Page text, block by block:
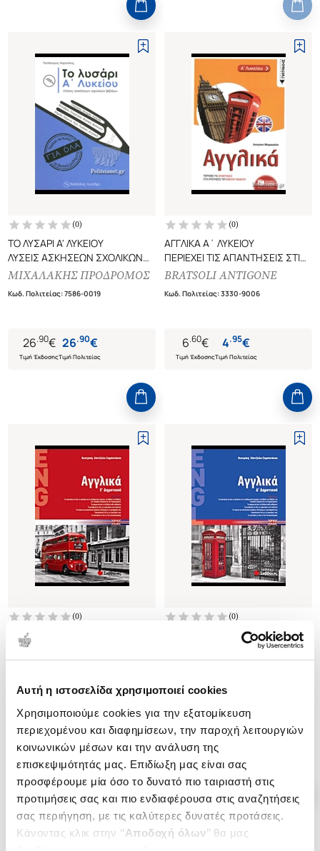
Αυτή η ιστοσελίδα χρησιμοποιεί cookies
Χρησιμοποιούμε cookies για την εξατομίκευση
περιεχομένου και διαφημίσεων, την παροχή λειτουργιών
κοινωνικών μέσων και την ανάλυση της
επισκεψιμότητάς μας. Επιδίωξη μας είναι σας
προσφέρουμε μία όσο το δυνατό πιο ταιριαστή στις
προτιμήσεις σας και πιο ενδιαφέρουσα στις αναζητήσεις
σας περιήγηση, με τις καλύτερες δυνατές προτάσεις.
Κάνοντας κλικ στην ‘’Αποδοχή όλων’’ θα μας
(0)
ΤΟ ΛΥΣΑΡΙ Α' ΛΥΚΕΙΟΥ
ΛΥΣΕΙΣ ΑΣΚΗΣΕΩΝ ΣΧΟΛΙΚΩΝ
ΒΙΒΛΙΩΝ (ΓΛΩΣΣΑ, ΙΣΤΟΡΙΑ,
ΦΥΣΙΚΗ, ΒΙΟΛΟΓΙΑ, ΧΗΜΕΙΑ,
ΜΙΧΑΛΑΚΗΣ ΠΡΟΔΡΟΜΟΣ
Κωδ. Πολιτείας:7586-0019
26.90€
Τιμή Έκδοσης
26.90€
Τιμή Πολιτείας
(0)
ΑΓΓΛΙΚΑ Α΄ ΛΥΚΕΙΟΥ
ΠΕΡΙΕΧΕΙ ΤΙΣ ΑΠΑΝΤΗΣΕΙΣ ΣΤΙΣ
ΕΡΩΤΗΣΕΙΣ ΤΟΥ ΒΙΒΛΙΟΥ
BRATSOLI ANTIGONE
Κωδ. Πολιτείας:3330-9006
6.60€
Τιμή Έκδοσης
4.95€
Τιμή Πολιτείας
(0)
ΑΓΓΛΙΚΑ Ε' ΔΗΜΟΤΙΚΟΥ
Κωδ. Πολιτείας:3710-2589
1470€
Τιμή Έκδοσης
11.02 €
Τιμή Πολιτείας
(0)
ΑΓΓΛΙΚΑ Δ' ΔΗΜΟΤΙΚΟΥ
ΚΑΝΤΖΟΛΑ-ΣΑΜΠΑΤΑΚΟΥ
Κωδ. Πολιτείας:3710-2588
12.70€
Τιμή Έκδοσης
9.52 €
Τιμή Πολιτείας